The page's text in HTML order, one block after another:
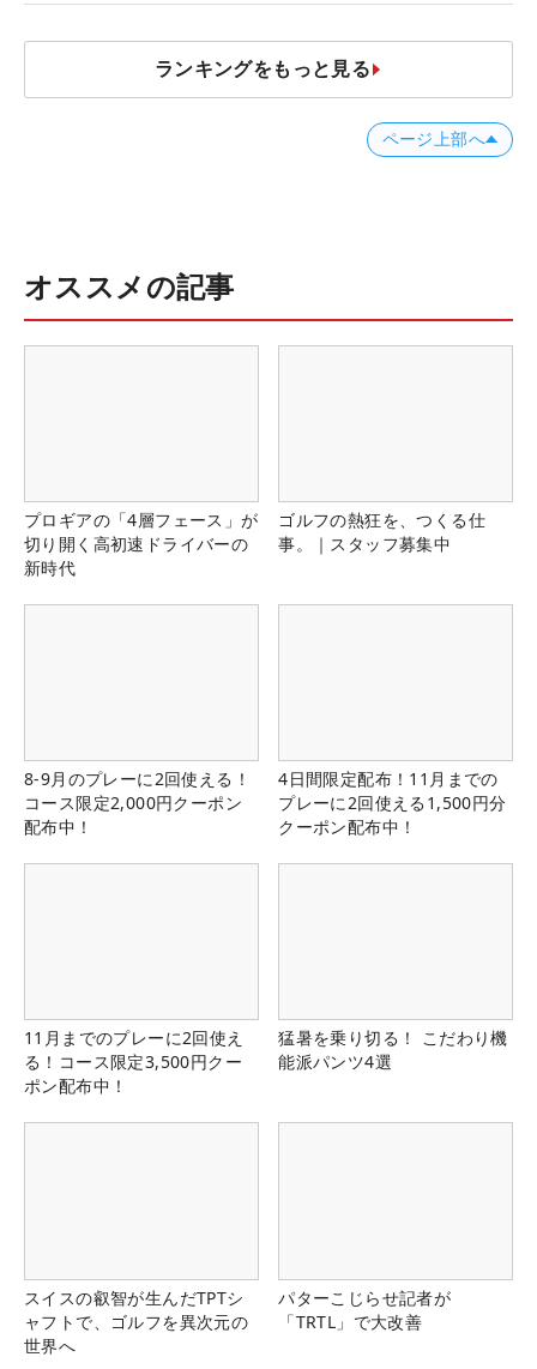
ランキングをもっと見る
ページ上部へ
オススメの記事
プロギアの「4層フェース」が
切り開く高初速ドライバーの
新時代
ゴルフの熱狂を、つくる仕
事。｜スタッフ募集中
8-9月のプレーに2回使える！
コース限定2,000円クーポン
配布中！
4日間限定配布！11月までの
プレーに2回使える1,500円分
クーポン配布中！
11月までのプレーに2回使え
る！コース限定3,500円クー
ポン配布中！
猛暑を乗り切る！ こだわり機
能派パンツ4選
スイスの叡智が生んだTPTシ
ャフトで、ゴルフを異次元の
世界へ
パターこじらせ記者が
「TRTL」で大改善